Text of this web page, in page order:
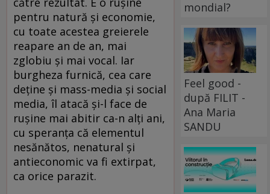
pentru natură și economie,
cu toate acestea greierele
reapare an de an, mai
zglobiu și mai vocal. Iar
burgheza furnică, cea care
deține și mass-media și social
media, îl atacă și-l face de
rușine mai abitir ca-n alți ani,
cu speranța că elementul
nesănătos, nenatural și
antieconomic va fi extirpat,
ca orice parazit.
mondial?
Feel good -
după FILIT -
Ana Maria
SANDU